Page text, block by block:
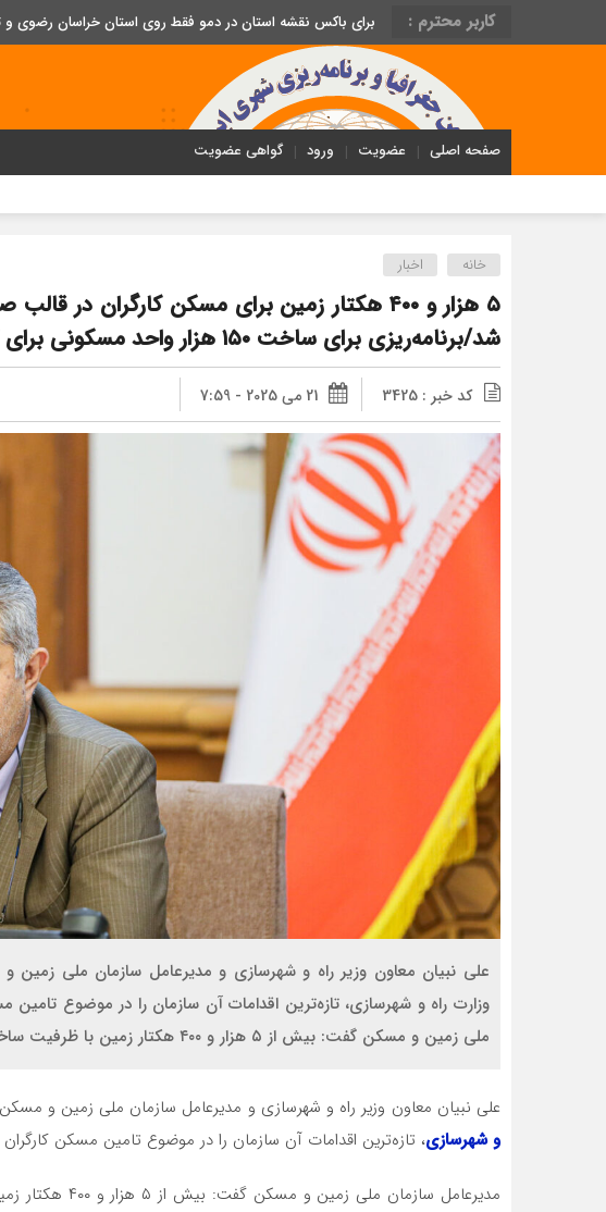
کاربر محترم : برای باکس نقشه استان در دمو فقط روی استان خراسان
صفحه اصلی عضویت ورود گواهی عضویت
خانه اخبار
۵ هزار و ۴۰۰ هکتار زمین برای مسکن کارگران در
شد/برنامه‌ریزی برای ساخت ١۵٠ هزار واحد مسکونی برای کارگران صنعت
کد خبر : 3425 21 می 2025 - 7:59
علی نبیان معاون وزیر راه و شهرسازی و مدیرعامل سازمان ملی زمین
وزارت راه و شهرسازی، تازه‌ترین اقدامات آن سازمان را در موضوع تامین
ملی زمین و مسکن گفت: بیش از ۵ هزار و ۴٠٠ هکتار زمین با ظرفیت ساخت نزدیک […]
علی نبیان معاون وزیر راه و شهرسازی و مدیرعامل سازمان ملی زمین و
و شهرسازی، تازه‌ترین اقدامات آن سازمان را در موضوع تامین مسکن